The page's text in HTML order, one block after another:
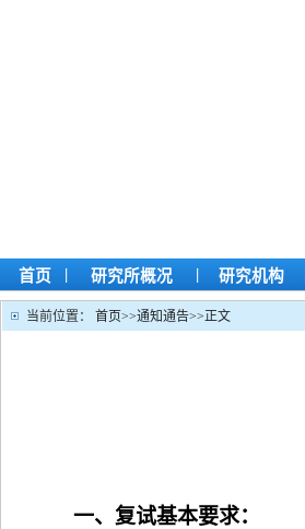
首页 | 研究所概况 | 研究机构
当前位置： 首页>>通知通告>>正文
一、复试基本要求：